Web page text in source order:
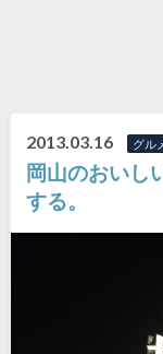
2013.03.16 グル
岡山のおいし
する。